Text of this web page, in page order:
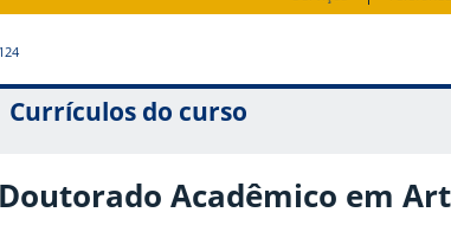
Currículos do curso
Doutorado Acadêmico em